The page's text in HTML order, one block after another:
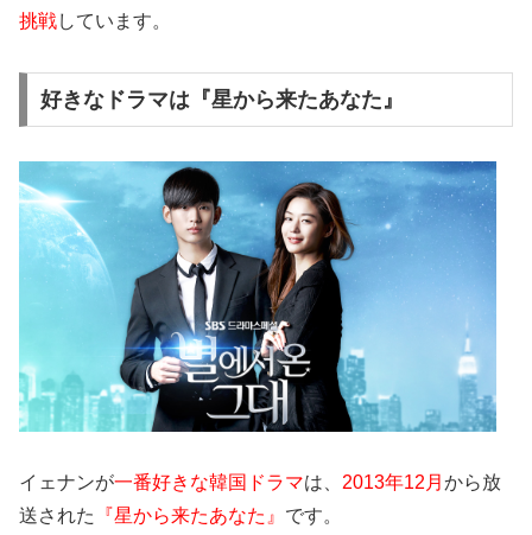
挑戦しています。
好きなドラマは『星から来たあなた』
イェナンが一番好きな韓国ドラマは、 2013年12月 から放
送された
『星から来たあなた』 です。